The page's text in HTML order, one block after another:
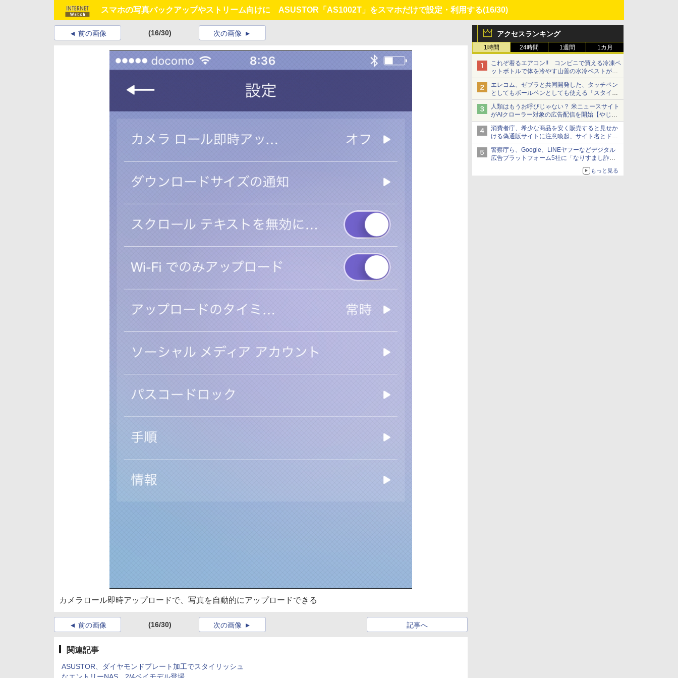
スマホの写真バックアップやストリーム向けに ASUSTOR「AS1002T」をスマホだけで設定・利用する(16/30)
アクセスランキング
1時間 24時間 1週間 1カ月
これぞ着るエアコン!! コンビニで買える冷凍ペ
ットボトルで体を冷やす山善の水冷ベストがロ
ードバイクにちょうどいい【ぼっち・ざ・ろー
ど！その14】【空いた時間でなにしてる？】
エレコム、ゼブラと共同開発した、タッチペン
としてもボールペンとしても使える「スタイラ
スツーウェイ」発売 iPadにも紙にも、持ち替
えずに書き込める
人類はもうお呼びじゃない？ 米ニュースサイト
がAIクローラー対象の広告配信を開始【やじう
まWatch】
消費者庁、希少な商品を安く販売すると見せか
ける偽通販サイトに注意喚起、サイト名とドメ
イン名を公表
警察庁ら、Google、LINEヤフーなどデジタル
広告プラットフォーム5社に「なりすまし詐欺
広告」対策強化を要請 著名人の写真や映像を
使った投資詐欺などへの対策として
もっと見る
前の画像 (16/30) 次の画像
カメラロール即時アップロードで、写真を自動的にアップロードできる
前の画像 (16/30) 記事へ
次の画像
関連記事
ASUSTOR、ダイヤモンドプレート加工でスタイリッシュ